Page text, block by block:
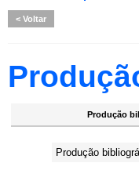
Voltar
Produção
Produção